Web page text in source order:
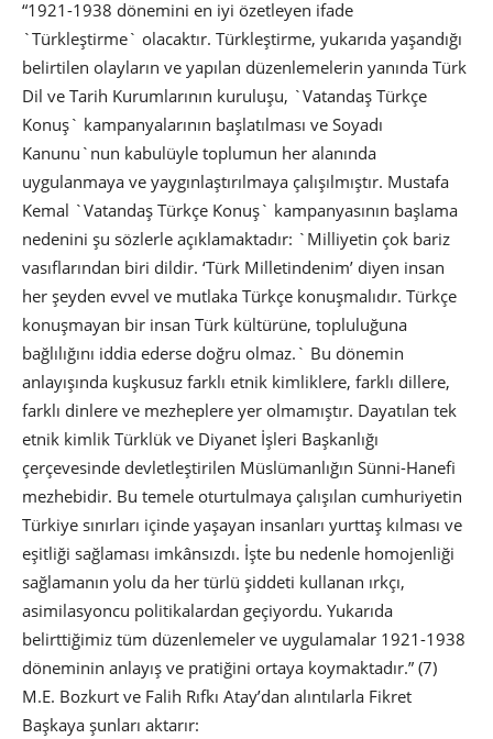
“1921-1938 dönemini en iyi özetleyen ifade
`Türkleştirme` olacaktır. Türkleştirme, yukarıda yaşandığı
belirtilen olayların ve yapılan düzenlemelerin yanında Türk
Dil ve Tarih Kurumlarının kuruluşu, `Vatandaş Türkçe
Konuş` kampanyalarının başlatılması ve Soyadı
Kanunu`nun kabulüyle toplumun her alanında
uygulanmaya ve yaygınlaştırılmaya çalışılmıştır. Mustafa
Kemal `Vatandaş Türkçe Konuş` kampanyasının başlama
nedenini şu sözlerle açıklamaktadır: `Milliyetin çok bariz
vasıflarından biri dildir. ‘Türk Milletindenim’ diyen insan
her şeyden evvel ve mutlaka Türkçe konuşmalıdır. Türkçe
konuşmayan bir insan Türk kültürüne, topluluğuna
bağlılığını iddia ederse doğru olmaz.` Bu dönemin
anlayışında kuşkusuz farklı etnik kimliklere, farklı dillere,
farklı dinlere ve mezheplere yer olmamıştır. Dayatılan tek
etnik kimlik Türklük ve Diyanet İşleri Başkanlığı
çerçevesinde devletleştirilen Müslümanlığın Sünni-Hanefi
mezhebidir. Bu temele oturtulmaya çalışılan cumhuriyetin
Türkiye sınırları içinde yaşayan insanları yurttaş kılması ve
eşitliği sağlaması imkânsızdı. İşte bu nedenle homojenliği
sağlamanın yolu da her türlü şiddeti kullanan ırkçı,
asimilasyoncu politikalardan geçiyordu. Yukarıda
belirttiğimiz tüm düzenlemeler ve uygulamalar 1921-1938
döneminin anlayış ve pratiğini ortaya koymaktadır.” (7)
M.E. Bozkurt ve Falih Rıfkı Atay’dan alıntılarla Fikret
Başkaya şunları aktarır: